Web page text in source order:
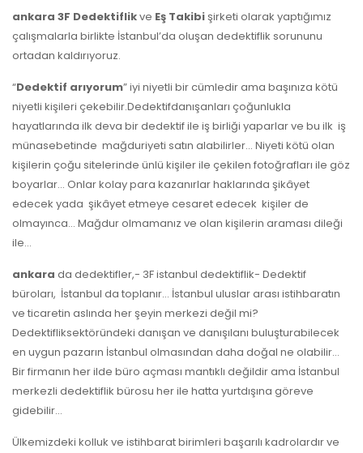
ankara 3F Dedektiflikve Eş Takibişirketi olarak yaptığımız
çalışmalarla birlikte İstanbul’da oluşan dedektiflik sorununu
ortadan kaldırıyoruz.
“Dedektif arıyorum” iyi niyetli bir cümledir ama başınıza kötü
niyetli kişileri çekebilir.Dedektifdanışanları çoğunlukla
hayatlarında ilk deva bir dedektif ile iş birliği yaparlar ve bu ilk iş
münasebetinde mağduriyeti satın alabilirler… Niyeti kötü olan
kişilerin çoğu sitelerinde ünlü kişiler ile çekilen fotoğrafları ile göz
boyarlar… Onlar kolay para kazanırlar haklarında şikâyet
edecek yada şikâyet etmeye cesaret edecek kişiler de
olmayınca… Mağdur olmamanız ve olan kişilerin araması dileği
ile…
ankara da dedektifler,- 3F istanbul dedektiflik- Dedektif
büroları, İstanbul da toplanır… İstanbul uluslar arası istihbaratın
ve ticaretin aslında her şeyin merkezi değil mi?
Dedektifliksektöründeki danışan ve danışılanı buluşturabilecek
en uygun pazarın İstanbul olmasından daha doğal ne olabilir…
Bir firmanın her ilde büro açması mantıklı değildir ama İstanbul
merkezli dedektiflik bürosu her ile hatta yurtdışına göreve
gidebilir…
Ülkemizdeki kolluk ve istihbarat birimleri başarılı kadrolardır ve